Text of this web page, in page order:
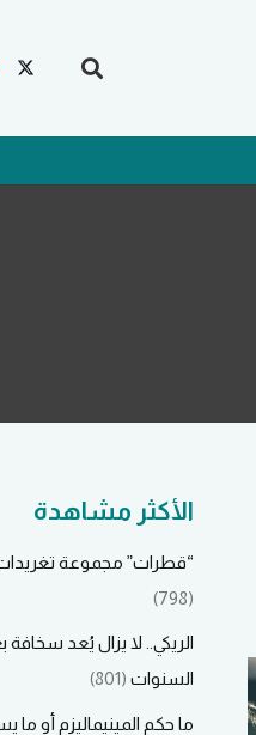
الأكثر مشاهدة
“قطرات” مجموعة تغريدات
(798)
الريكي.. لا يزال يُعد
السنوات (801)
ما حكم المينيماليزم أو ما